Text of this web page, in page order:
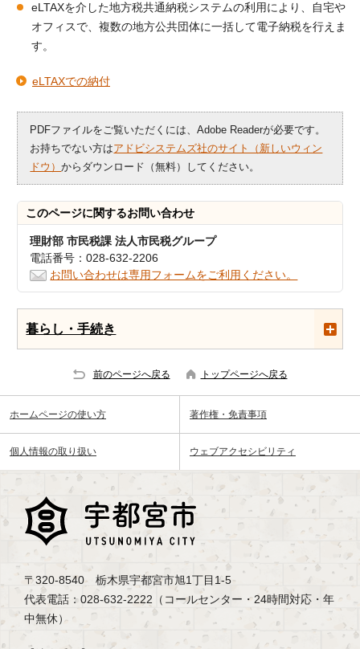
eLTAXを介した地方税共通納税システムの利用により、自宅や
オフィスで、複数の地方公共団体に一括して電子納税を行えま
す。
eLTAXでの納付
PDFファイルをご覧いただくには、Adobe Readerが必要です。
お持ちでない方はアドビシステムズ社のサイト（新しいウィン
ドウ）からダウンロード（無料）してください。
このページに関するお問い合わせ
理財部 市民税課 法人市民税グループ
電話番号：028-632-2206
お問い合わせは専用フォームをご利用ください。
暮らし・手続き
前のページへ戻る トップページへ戻る
ホームページの使い方 著作権・免責事項
個人情報の取り扱い ウェブアクセシビリティ
〒320-8540 栃木県宇都宮市旭1丁目1-5
代表電話：028-632-2222（コールセンター・24時間対応・年
中無休）